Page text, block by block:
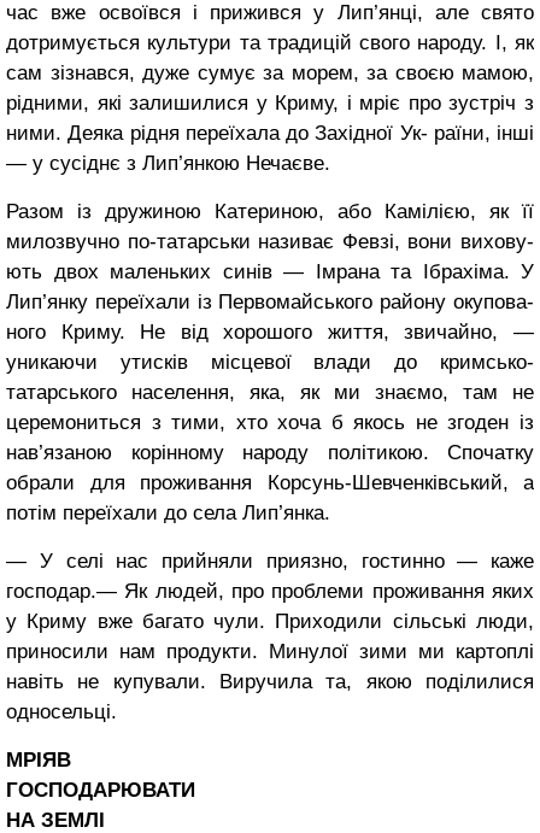
час вже освоївся і при­жився у Лип’янці, але свя­то
дотримується культури та традицій свого народу. І, як
сам зізнався, дуже сумує за морем, за своєю мамою,
рідними, які зали­шилися у Криму, і мріє про зустріч з
ними. Деяка рідня переїхала до Західної Ук- раїни, інші
— у сусіднє з Лип’янкою Нечаєве.
Разом із дружиною Ка­териною, або Камілією, як її
милозвучно по-татарськи називає Февзі, вони вихову­
ють двох маленьких синів — Імрана та Ібрахіма. У
Лип’янку переїхали із Перво­майського району окупова­
ного Криму. Не від хорошого життя, звичайно, —
уника­ючи утисків місцевої влади до кримсько-
татарського на­селення, яка, як ми знаємо, там не
церемониться з тими, хто хоча б якось не згоден із
нав’язаною корінному народу політикою. Спочатку
обрали для проживання Корсунь-Шевченківський, а
потім переїхали до села Лип’янка.
— У селі нас прийняли приязно, гостинно — каже
господар.— Як людей, про проблеми проживання яких
у Криму вже багато чули. При­ходили сільські люди,
прино­сили нам продукти. Минулої зими ми картоплі
навіть не купували. Виручила та, якою поділилися
односельці.
МРІЯВ
ГОСПОДАРЮВАТИ
НА ЗЕМЛІ